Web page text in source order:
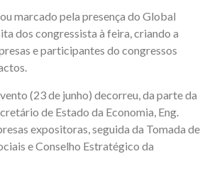
marcado pela presença do Global
dos congressista à feira, criando a
e participantes do congressos
(23 de junho) decorreu, da parte da
de Estado da Economia, Eng.
expositoras, seguida da Tomada de
e Conselho Estratégico da